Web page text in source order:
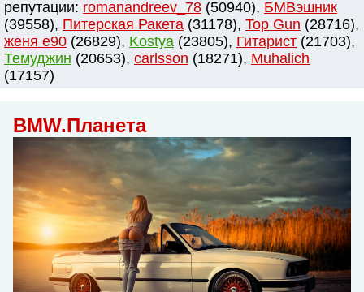
репутации: romanandreev_78 (50940), БМВэшник
(39558), Питерская Ракета (31178), Top Gun (28716),
женя e90 (26829), Kostya (23805), Гитарист (21703),
Темуджин (20653), сarlsson (18271), Muhalich
(17157)
BMW.Планета